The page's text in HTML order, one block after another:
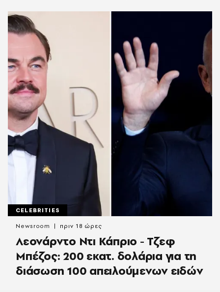
CELEBRITIES
Λεονάρντο Ντι Κάπριο - Τζεφ
Μπέζος: 200 εκατ. δολάρια για τη
διάσωση 100 απειλούμενων ειδών
Newsroom πριν 18 ώρες